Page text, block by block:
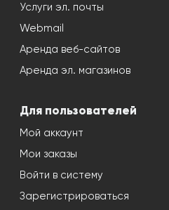
Услуги эл. почты
Webmail
Аренда веб-сайтов
Аренда эл. магазинов
Для пользователей
Мой аккаунт
Мои заказы
Войти в систему
Зарегистрироваться